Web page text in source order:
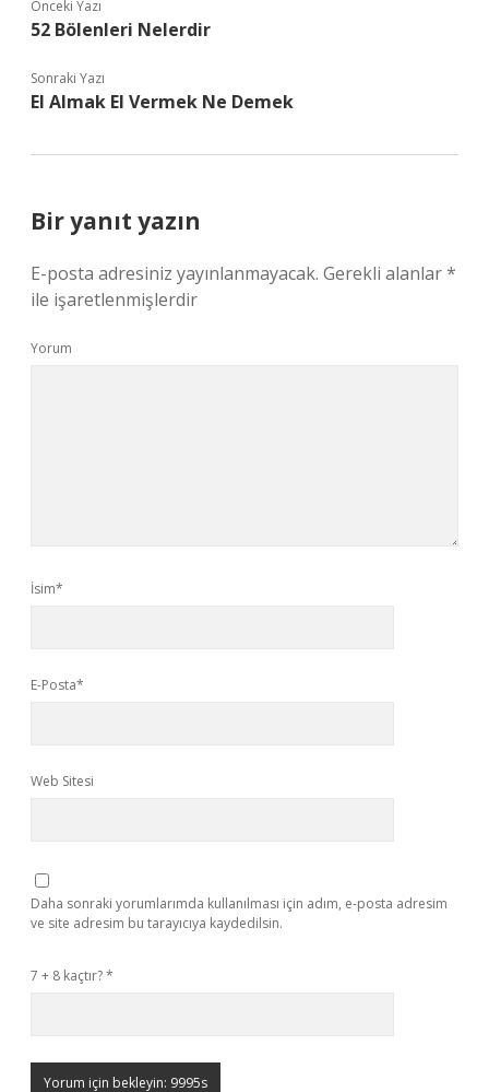
Önceki Yazı
52 Bölenleri Nelerdir
Sonraki Yazı
El Almak El Vermek Ne Demek
Bir yanıt yazın
E-posta adresiniz yayınlanmayacak. Gerekli alanlar*
ile işaretlenmişlerdir
Yorum
İsim*
E-Posta*
Web Sitesi
Daha sonraki yorumlarımda kullanılması için adım, e-posta adresim
ve site adresim bu tarayıcıya kaydedilsin.
7 + 8 kaçtır?*